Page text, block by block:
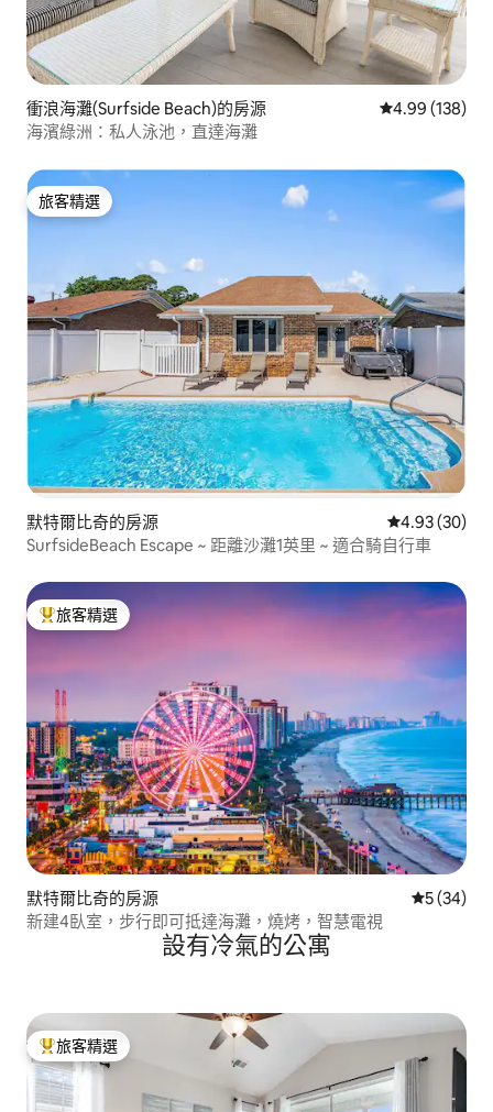
衝浪海灘(Surfside Beach)的房源 從 138 則評價
4.99 (138)
海濱綠洲：私人泳池，直達海灘
旅客精選
旅客精選
默特爾比奇的房源 從 30 則評價
4.93 (30)
SurfsideBeach Escape ~ 距離沙灘1英里 ~ 適合騎自行車
旅客精選榜首
旅客精選
默特爾比奇的房源 從 34 則評
5 (34)
新建4臥室，步行即可抵達海灘，燒烤，智慧電視
設有冷氣的公寓
旅客精選榜首
旅客精選